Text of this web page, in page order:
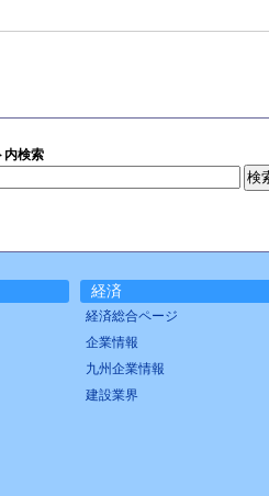
内検索
経済
経済総合ページ
企業情報
九州企業情報
建設業界